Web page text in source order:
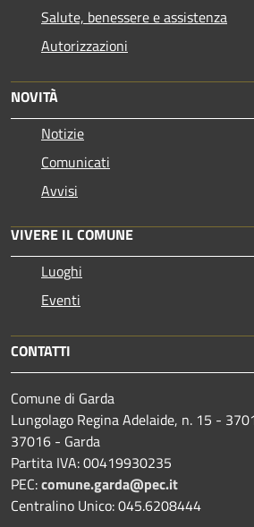
Salute, benessere e assistenza
Autorizzazioni
NOVITÀ
Notizie
Comunicati
Avvisi
VIVERE IL COMUNE
Luoghi
Eventi
CONTATTI
Comune di Garda
Lungolago Regina Adelaide, n. 15 -
37016 - Garda
Partita IVA: 00419930235
PEC:comune.garda@pec.it
Centralino Unico: 045.6208444